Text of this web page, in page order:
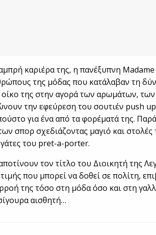
καριέρα της, η πανέξυπνη
της μόδας που κατάλαβαν τη
της στην αγορά των αρωμάτων,
την εφεύρεση του σουτιέν push
για ένα από τα φορέματά της.
σπορ σχεδιάζοντας μαγιό και
του pret-a-porter.
τον τίτλο του Διοικητή της
που μπορεί να δοθεί σε πολίτη,
της τόσο στη μόδα όσο και στη
αισθητή…